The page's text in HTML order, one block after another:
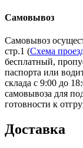
Самовывоз
Самовывоз
стр.1 (Схема
бесплатный,
паспорта или
склада с 9:00 до
самовывоза для
готовности к
Доставка